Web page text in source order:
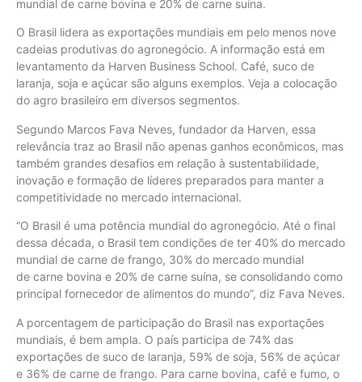
mundial de carne bovina e 20% de carne suína.
O Brasil lidera as exportações mundiais em pelo menos nove
cadeias produtivas do agronegócio. A informação está em
levantamento da Harven Business School. Café, suco de
laranja, soja e açúcar são alguns exemplos. Veja a colocação
do agro brasileiro em diversos segmentos.
Segundo Marcos Fava Neves, fundador da Harven, essa
relevância traz ao Brasil não apenas ganhos econômicos, mas
também grandes desafios em relação à sustentabilidade,
inovação e formação de líderes preparados para manter a
competitividade no mercado internacional.
“O Brasil é uma potência mundial do agronegócio. Até o final
dessa década, o Brasil tem condições de ter 40% do mercado
mundial de carne de frango, 30% do mercado mundial
de carne bovina e 20% de carne suína, se consolidando como
principal fornecedor de alimentos do mundo”, diz Fava Neves.
A porcentagem de participação do Brasil nas exportações
mundiais, é bem ampla. O país participa de 74% das
exportações de suco de laranja, 59% de soja, 56% de açúcar
e 36% de carne de frango. Para carne bovina, café e fumo, o